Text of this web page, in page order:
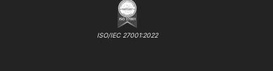
ISO/IEC 27001:2022